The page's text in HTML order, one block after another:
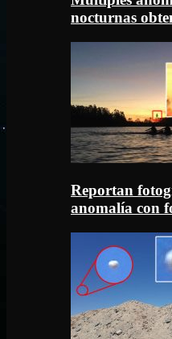
nocturnas
Reportan
anomalía con